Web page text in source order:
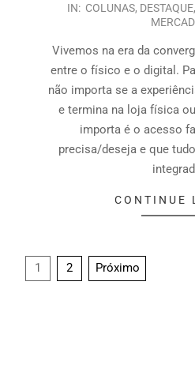
IN: COLUNAS, DESTAQUE,
Vivemos na era da
entre o físico e o digital.
não importa se a
e termina na loja física
importa é o acesso
precisa/deseja e que
CONTINUE
1 2 Próximo